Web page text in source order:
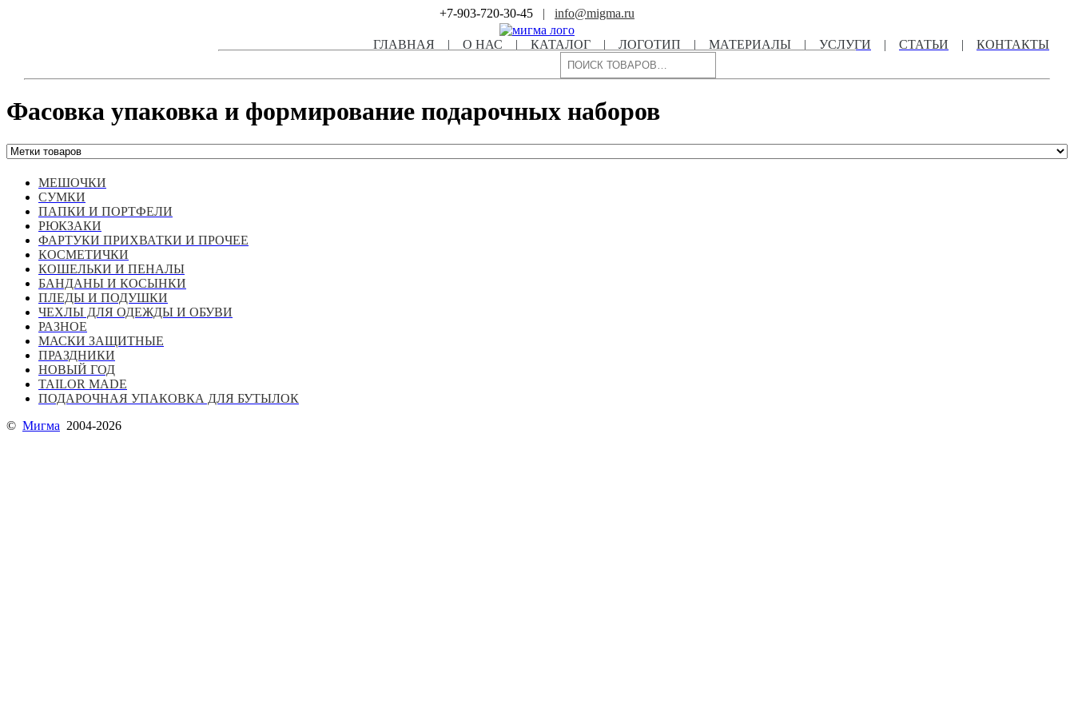
+7-903-720-30-45 | info@migma.ru
ГЛАВНАЯ | О НАС | КАТАЛОГ | ЛОГОТИП | МАТЕРИАЛЫ | УСЛУГИ | СТАТЬИ |
КОНТАКТЫ
Поиск
Фасовка упаковка и формирование подарочных наборов
МЕШОЧКИ
СУМКИ
ПАПКИ И ПОРТФЕЛИ
РЮКЗАКИ
ФАРТУКИ ПРИХВАТКИ И ПРОЧЕЕ
КОСМЕТИЧКИ
КОШЕЛЬКИ И ПЕНАЛЫ
БАНДАНЫ И КОСЫНКИ
ПЛЕДЫ И ПОДУШКИ
ЧЕХЛЫ ДЛЯ ОДЕЖДЫ И ОБУВИ
РАЗНОЕ
МАСКИ ЗАЩИТНЫЕ
ПРАЗДНИКИ
НОВЫЙ ГОД
TAILOR MADE
ПОДАРОЧНАЯ УПАКОВКА ДЛЯ БУТЫЛОК
© Мигма 2004-2026